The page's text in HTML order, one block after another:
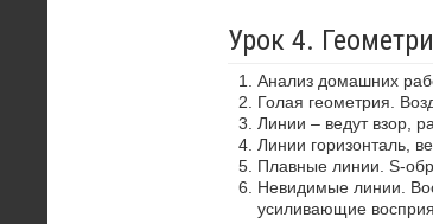
Урок 4.
Анализ домашних
Голая геометрия.
Линии – ведут взор,
Линии горизонталь,
Плавные линии. S-
Невидимые линии.
усиливающие